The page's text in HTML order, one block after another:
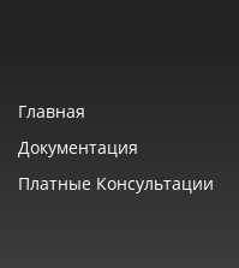
Главная
Документация
Платные Консультации